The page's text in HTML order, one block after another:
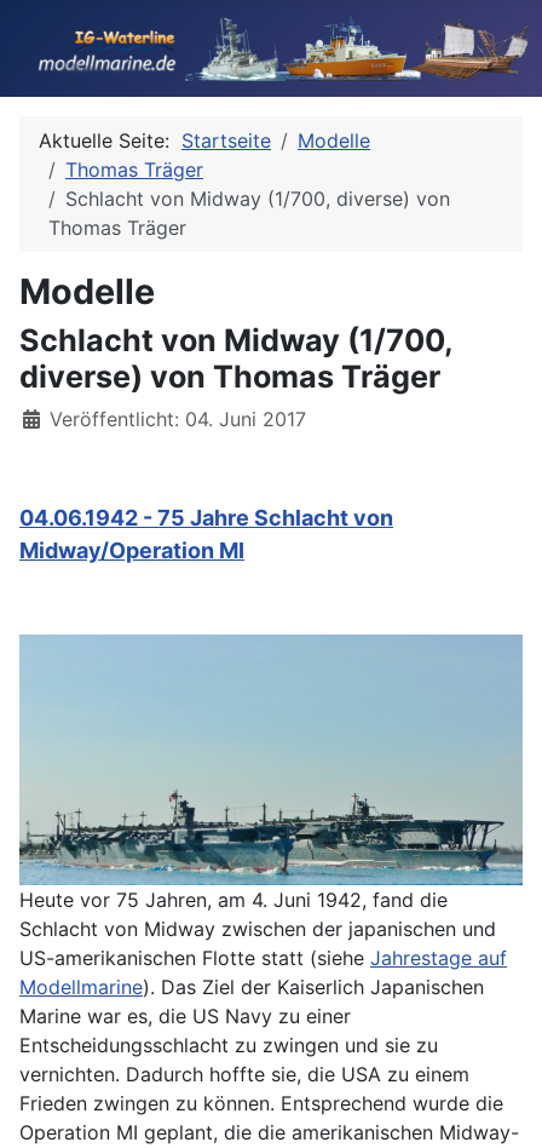
Aktuelle Seite: Startseite
Modelle
Thomas Träger
Schlacht von Midway (1/700, diverse) von
Thomas Träger
Modelle
Schlacht von Midway (1/700,
diverse) von Thomas Träger
Details
Veröffentlicht: 04. Juni 2017
04.06.1942 - 75 Jahre Schlacht von
Midway/Operation MI
Heute vor 75 Jahren, am 4. Juni 1942, fand die
Schlacht von Midway zwischen der japanischen und
US-amerikanischen Flotte statt (siehe Jahrestage auf
Modellmarine). Das Ziel der Kaiserlich Japanischen
Marine war es, die US Navy zu einer
Entscheidungsschlacht zu zwingen und sie zu
vernichten. Dadurch hoffte sie, die USA zu einem
Frieden zwingen zu können. Entsprechend wurde die
Operation MI geplant, die die amerikanischen Midway-